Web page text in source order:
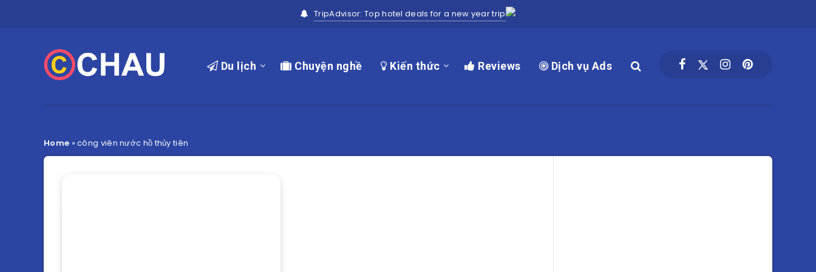
TripAdvisor: Top hotel deals for a new year trip
Du lịch Chuyện nghề Kiến thức Reviews Dịch vụ Ads
Home »công viên nước hồ thủy tiên